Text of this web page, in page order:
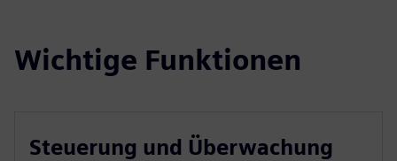
Wichtige Funktionen
Steuerung und Überwachung